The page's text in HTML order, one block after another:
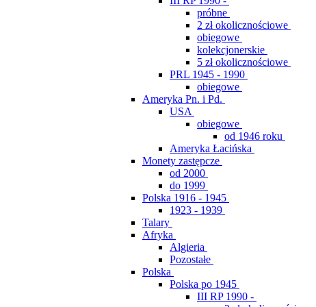
próbne
2 zł okolicznościowe
obiegowe
kolekcjonerskie
5 zł okolicznościowe
PRL 1945 - 1990
obiegowe
Ameryka Pn. i Pd.
USA
obiegowe
od 1946 roku
Ameryka Łacińska
Monety zastępcze
od 2000
do 1999
Polska 1916 - 1945
1923 - 1939
Talary
Afryka
Algieria
Pozostałe
Polska
Polska po 1945
III RP 1990 -